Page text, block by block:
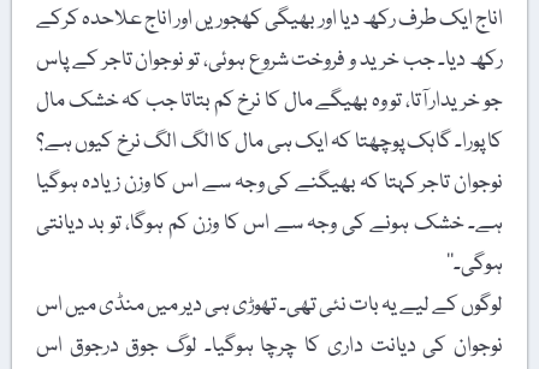
اناج ایک طرف رکھ دیا اور بھیگی کھجوریں اور اناج علاحدہ کرکے
رکھ دیا۔ جب خرید و فروخت شروع ہوئی، تو نوجوان تاجر کے پاس
جو خریدار آتا، تو وہ بھیگے مال کا نرخ کم بتاتا جب کہ خشک مال
کا پورا۔ گاہک پوچھتا کہ ایک ہی مال کا الگ الگ نرخ کیوں ہے؟
نوجوان تاجر کہتا کہ بھیگنے کی وجہ سے اس کا وزن زیادہ ہوگیا
ہے۔ خشک ہونے کی وجہ سے اس کا وزن کم ہوگا، تو بد دیانتی
ہوگی۔‘‘
لوگوں کے لیے یہ بات نئی تھی۔ تھوڑی ہی دیر میں منڈی میں اس
نوجوان کی دیانت داری کا چرچا ہوگیا۔ لوگ جوق درجوق اس